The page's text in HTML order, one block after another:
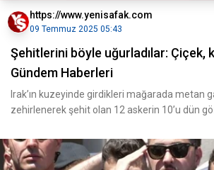
https://www.yenisafak.com
09 Temmuz 2025 05:43
Şehitlerini böyle uğurladılar: Çiçek,
Gündem Haberleri
Irak’ın kuzeyinde girdikleri mağarada metan
zehirlenerek şehit olan 12 askerin 10’u dün